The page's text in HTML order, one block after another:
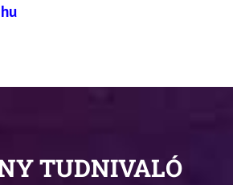
TUDNIVALÓ